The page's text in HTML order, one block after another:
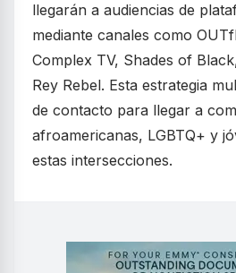
llegarán a audiencias de
mediante canales como
Complex TV, Shades of
Rey Rebel. Esta estrategia
de contacto para llegar a
afroamericanas, LGBTQ+ y
estas intersecciones.